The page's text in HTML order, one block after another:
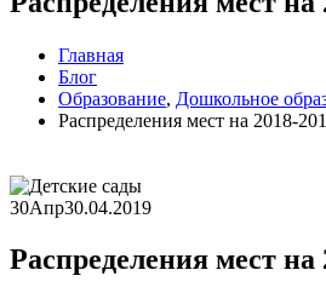
Главная
Блог
Образование, Дошкольное
Распределения мест на 2018-
30Апр30.04.2019
Распределения мест на